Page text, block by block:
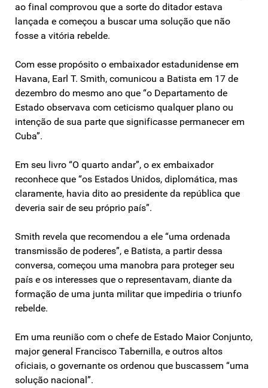
ao final comprovou que a sorte do ditador estava
lançada e começou a buscar uma solução que não
fosse a vitória rebelde.
Com esse propósito o embaixador estadunidense em
Havana, Earl T. Smith, comunicou a Batista em 17 de
dezembro do mesmo ano que “o Departamento de
Estado observava com ceticismo qualquer plano ou
intenção de sua parte que significasse permanecer em
Cuba”.
Em seu livro “O quarto andar”, o ex embaixador
reconhece que “os Estados Unidos, diplomática, mas
claramente, havia dito ao presidente da república que
deveria sair de seu próprio país”.
Smith revela que recomendou a ele “uma ordenada
transmissão de poderes”, e Batista, a partir dessa
conversa, começou uma manobra para proteger seu
país e os interesses que o representavam, diante da
formação de uma junta militar que impediria o triunfo
rebelde.
Em uma reunião com o chefe de Estado Maior Conjunto,
major general Francisco Tabernilla, e outros altos
oficiais, o governante os ordenou que buscassem “uma
solução nacional”.